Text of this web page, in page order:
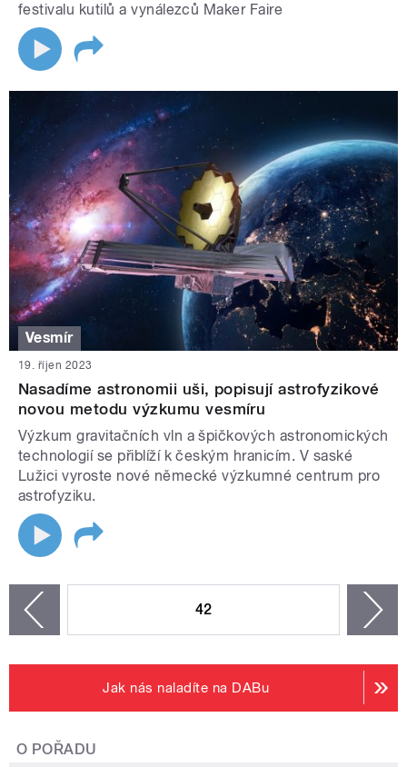
festivalu kutilů a vynálezců Maker Faire
Vesmír
19. říjen 2023
Nasadíme astronomii uši, popisují astrofyzikové
novou metodu výzkumu vesmíru
Výzkum gravitačních vln a špičkových astronomických
technologií se přiblíží k českým hranicím. V saské
Lužici vyroste nové německé výzkumné centrum pro
astrofyziku.
42
Jak nás naladíte na DABu
O POŘADU